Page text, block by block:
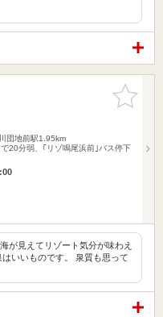
お気に入
りに追加
団地前駅1.95km
20分弱、｢リゾ鳴尾浜前｣バス停下
が見えてリゾート気分が味わえ
いいものです。 泉質も思って